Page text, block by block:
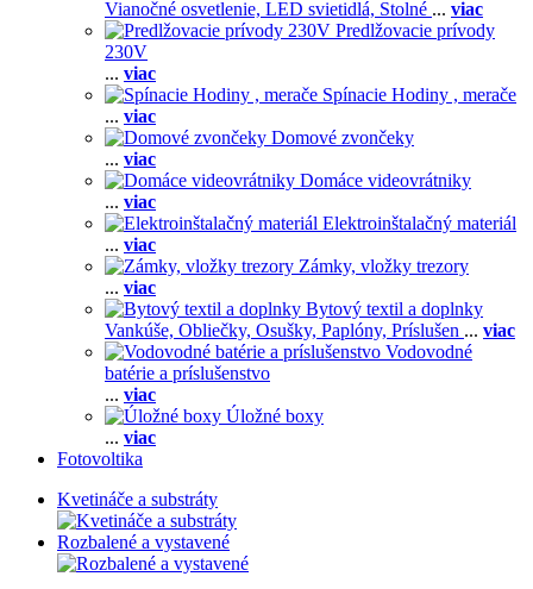
Vianočné osvetlenie, LED svietidlá, Stolné ... viac
Predlžovacie prívody
230V
... viac
Spínacie Hodiny , merače
... viac
Domové zvončeky
... viac
Domáce videovrátniky
... viac
Elektroinštalačný materiál
... viac
Zámky, vložky trezory
... viac
Bytový textil a doplnky
Vankúše, Obliečky, Osušky, Paplóny, Príslušen ... viac
Vodovodné
batérie a príslušenstvo
... viac
Úložné boxy
... viac
Fotovoltika
Kvetináče a substráty
Rozbalené a vystavené